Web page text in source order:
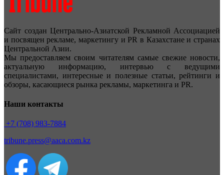
Сайт создан Центрально-Азиатской Рекламной Ассоциацией
и посвящен рекламе, маркетингу и PR в Казахстане и странах
Центральной Азии.
Мы предоставляем своим читателям самые свежие новости,
актуальную информацию, интервью с ведущими
специалистами, интересные и полезные статьи, рейтинги и
обзоры, касающиеся рынка рекламы, маркетинга и PR.
Наши контакты
+7 (708) 983-7884
tribune.press@aaca.com.kz